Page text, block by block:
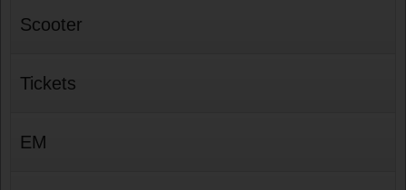
Scooter
Tickets
EM